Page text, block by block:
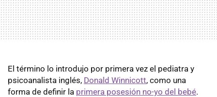
El término lo introdujo por primera vez el pediatra y
psicoanalista inglés, Donald Winnicott, como una
forma de definir la primera posesión no-yo del bebé.